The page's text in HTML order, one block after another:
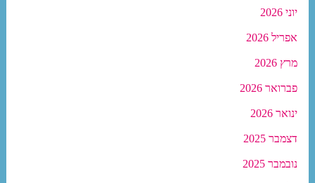
יוני 2026
אפריל 2026
מרץ 2026
פברואר 2026
ינואר 2026
דצמבר 2025
נובמבר 2025